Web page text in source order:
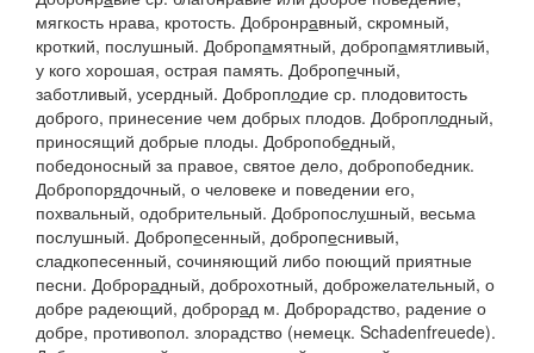
мягкость нрава, кротость. Добронравный, скромный,
кроткий, послушный. Добропамятный, добропамятливый,
у кого хорошая, острая память. Добропечный,
заботливый, усердный. Доброплодие ср. плодовитость
доброго, принесение чем добрых плодов. Доброплодный,
приносящий добрые плоды. Добропобедный,
победоносный за правое, святое дело, добропобедник.
Добропорядочный, о человеке и поведении его,
похвальный, одобрительный. Добропослушный, весьма
послушный. Добропесенный, добропеснивый,
сладкопесенный, сочиняющий либо поющий приятные
песни. Доброрадный, доброхотный, доброжелательный, о
добре радеющий, доброрад м. Доброрадство, радение о
добре, противопол. злорадство (немецк. Schadenfreuede).